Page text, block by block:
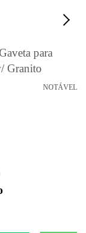
para
Granito
NOTÁVEL